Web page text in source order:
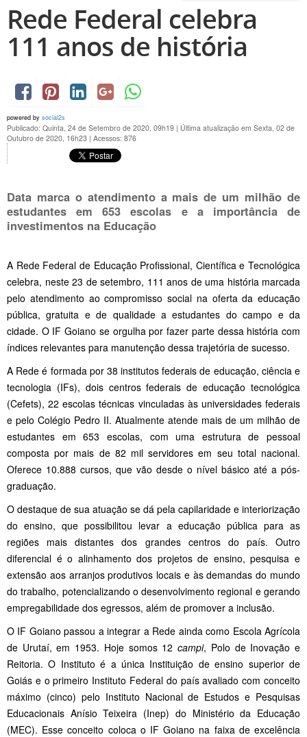
Rede Federal celebra
111 anos de história
powered by social2s
Publicado: Quinta, 24 de Setembro de 2020, 09h19 | Última atualização em Sexta, 02 de
Outubro de 2020, 16h23 | Acessos: 876
Data marca o atendimento a mais de um milhão de
estudantes em 653 escolas e a importância de
investimentos na Educação
A Rede Federal de Educação Profissional, Científica e Tecnológica
celebra, neste 23 de setembro, 111 anos de uma história marcada
pelo atendimento ao compromisso social na oferta da educação
pública, gratuita e de qualidade a estudantes do campo e da
cidade. O IF Goiano se orgulha por fazer parte dessa história com
índices relevantes para manutenção dessa trajetória de sucesso.
A Rede é formada por 38 institutos federais de educação, ciência e
tecnologia (IFs), dois centros federais de educação tecnológica
(Cefets), 22 escolas técnicas vinculadas às universidades federais
e pelo Colégio Pedro II. Atualmente atende mais de um milhão de
estudantes em 653 escolas, com uma estrutura de pessoal
composta por mais de 82 mil servidores em seu total nacional.
Oferece 10.888 cursos, que vão desde o nível básico até a pós-
graduação.
O destaque de sua atuação se dá pela capilaridade e interiorização
do ensino, que possibilitou levar a educação pública para as
regiões mais distantes dos grandes centros do país. Outro
diferencial é o alinhamento dos projetos de ensino, pesquisa e
extensão aos arranjos produtivos locais e às demandas do mundo
do trabalho, potencializando o desenvolvimento regional e gerando
empregabilidade dos egressos, além de promover a inclusão.
O IF Goiano passou a integrar a Rede ainda como Escola Agrícola
de Urutaí, em 1953. Hoje somos 12campi, Polo de Inovação e
Reitoria. O Instituto é a única Instituição de ensino superior de
Goiás e o primeiro Instituto Federal do país avaliado com conceito
máximo (cinco) pelo Instituto Nacional de Estudos e Pesquisas
Educacionais Anísio Teixeira (Inep) do Ministério da Educação
(MEC). Esse conceito coloca o IF Goiano na faixa de excelência